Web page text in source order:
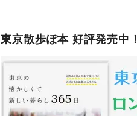
東京散歩ぽ本 好評発売中！